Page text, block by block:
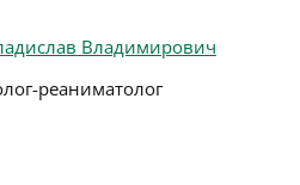
Владимирович
реаниматолог